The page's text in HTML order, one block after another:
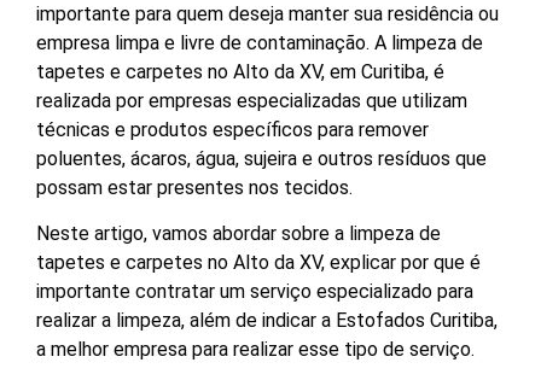
importante para quem deseja manter sua residência ou
empresa limpa e livre de contaminação. A limpeza de
tapetes e carpetes no Alto da XV, em Curitiba, é
realizada por empresas especializadas que utilizam
técnicas e produtos específicos para remover
poluentes, ácaros, água, sujeira e outros resíduos que
possam estar presentes nos tecidos.
Neste artigo, vamos abordar sobre a limpeza de
tapetes e carpetes no Alto da XV, explicar por que é
importante contratar um serviço especializado para
realizar a limpeza, além de indicar a Estofados Curitiba,
a melhor empresa para realizar esse tipo de serviço.